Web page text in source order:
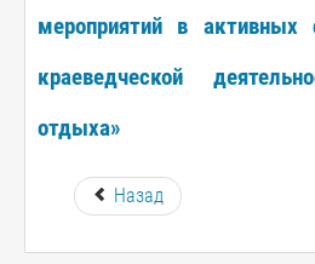
мероприятий в активных
краеведческой
отдыха»
Назад